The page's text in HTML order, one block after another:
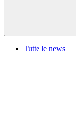
Tutte le news